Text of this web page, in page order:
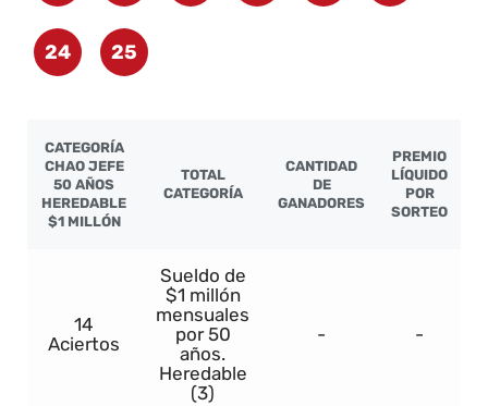
24 25
CATEGORÍA
CHAO JEFE
50 AÑOS
HEREDABLE
$1 MILLÓN
TOTAL
CATEGORÍA
CANTIDAD
DE
GANADORES
PREMIO
LÍQUIDO
POR
SORTEO
14
Aciertos
Sueldo de
$1 millón
mensuales
por 50
años.
Heredable
(3)
- -